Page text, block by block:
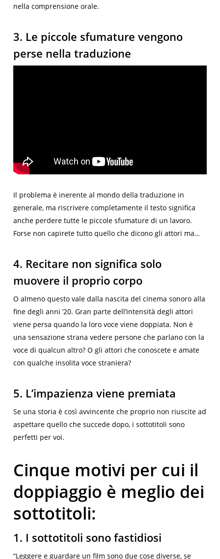
nella comprensione orale.
3. Le piccole sfumature vengono
perse nella traduzione
Il problema è inerente al mondo della traduzione in
generale, ma riscrivere completamente il testo significa
anche perdere tutte le piccole sfumature di un lavoro.
Forse non capirete tutto quello che dicono gli attori ma…
4. Recitare non significa solo
muovere il proprio corpo
O almeno questo vale dalla nascita del cinema sonoro alla
fine degli anni ’20. Gran parte dell’intensità degli attori
viene persa quando la loro voce viene doppiata. Non è
una sensazione strana vedere persone che parlano con la
voce di qualcun altro? O gli attori che conoscete e amate
con qualche insolita voce straniera?
5. L’impazienza viene premiata
Se una storia è così avvincente che proprio non riuscite ad
aspettare quello che succede dopo, i sottotitoli sono
perfetti per voi.
Cinque motivi per cui il
doppiaggio è meglio dei
sottotitoli:
1. I sottotitoli sono fastidiosi
“Leggere e guardare un film sono due cose diverse, se